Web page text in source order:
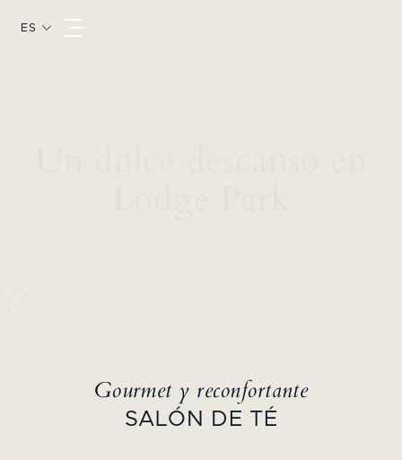
ES
Gourmet y reconfortante
SALÓN DE TÉ